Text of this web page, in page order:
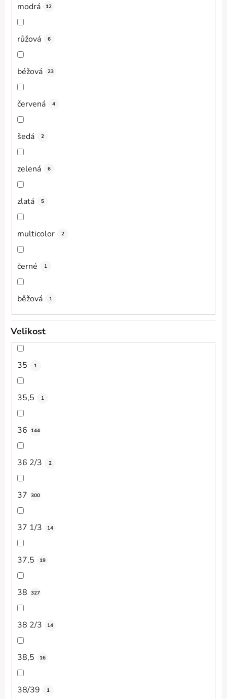
modrá 12
růžová 6
béžová 23
červená 4
šedá 2
zelená 6
zlatá 5
multicolor 2
černé 1
běžová 1
Velikost
35 1
35,5 1
36 144
36 2/3 2
37 300
37 1/3 14
37,5 19
38 327
38 2/3 14
38,5 16
38/39 1